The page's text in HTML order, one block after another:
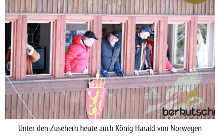
Unter den Zusehern heute auch König Harald von Norwegen